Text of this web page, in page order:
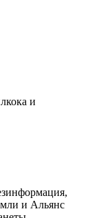
и
и Альянс